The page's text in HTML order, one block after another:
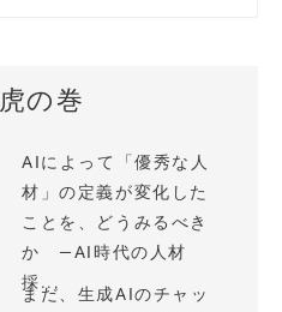
の巻
AIによって「優秀な人
材」の定義が変化した
ことを、どうみるべき
か —AI時代の人材
採...
まだ、生成AIのチャッ